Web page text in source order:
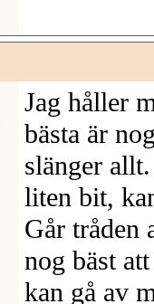
Jag håller
bästa är
slänger
liten bit,
Går tråden
nog bäst
kan gå av